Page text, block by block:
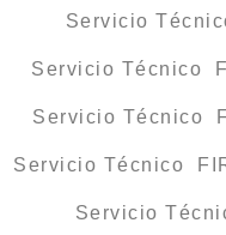
Servicio
Servicio Técnico
Servicio Técnico
Servicio Técnico
Servicio